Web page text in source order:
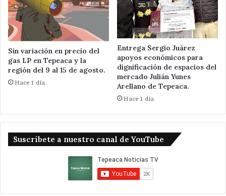
Sin variación en precio del
gas LP en Tepeaca y la
región del 9 al 15 de agosto.
Hace 1 día
Entrega Sergio Juárez
apoyos económicos para
dignificación de espacios del
mercado Julián Yunes
Arellano de Tepeaca.
Hace 1 día
Suscribete a nuestro canal de YouTube